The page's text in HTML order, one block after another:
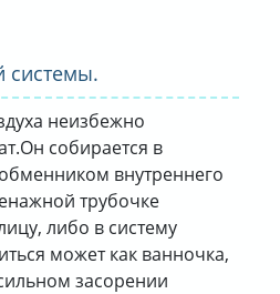
системы.
неизбежно
собирается в
внутреннего
трубочке
либо в систему
может как ванночка,
засорении